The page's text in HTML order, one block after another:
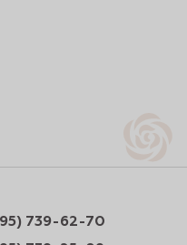
739-62-70